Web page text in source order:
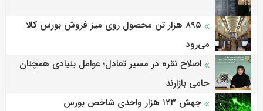
۸۹۵ هزار تن محصول روی میز فروش بورس کالا
می‌‌رود
اصلاح نقره در مسیر تعادل؛ عوامل بنیادی همچنان
حامی بازارند
جهش ۱۲۳ هزار واحدی شاخص بورس